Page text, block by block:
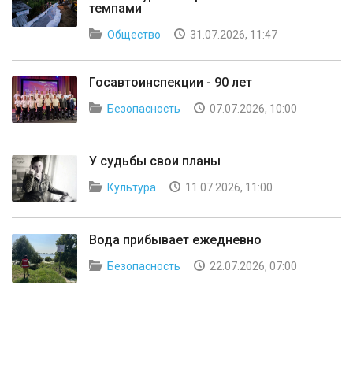
темпами
Общество 31.07.2026, 11:47
Госавтоинспекции - 90 лет
Безопасность 07.07.2026, 10:00
У судьбы свои планы
Культура 11.07.2026, 11:00
Вода прибывает ежедневно
Безопасность 22.07.2026, 07:00